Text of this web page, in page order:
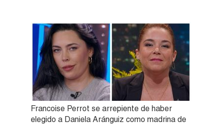
Francoise Perrot se arrepiente de haber
elegido a Daniela Aránguiz como madrina de